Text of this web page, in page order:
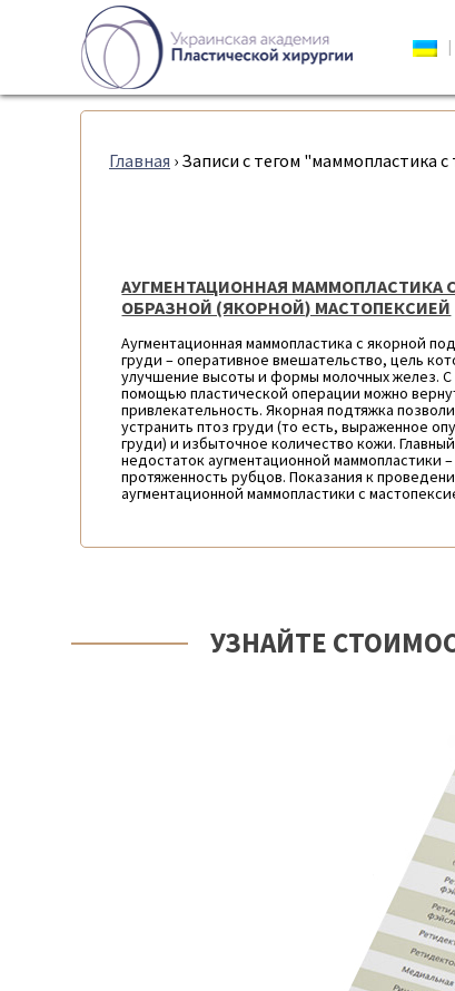
|
Главная › Записи с тегом "маммопластика
АУГМЕНТАЦИОННАЯ МАММОПЛАСТИКА
ОБРАЗНОЙ (ЯКОРНОЙ) МАСТОПЕКСИЕЙ
Аугментационная маммопластика с якорной
груди – оперативное вмешательство, цель
улучшение высоты и формы молочных желез. С
помощью пластической операции можно
привлекательность. Якорная подтяжка
устранить птоз груди (то есть, выраженное
груди) и избыточное количество кожи. Главный
недостаток аугментационной маммопластики –
протяженность рубцов. Показания к
аугментационной маммопластики с
УЗНАЙТЕ